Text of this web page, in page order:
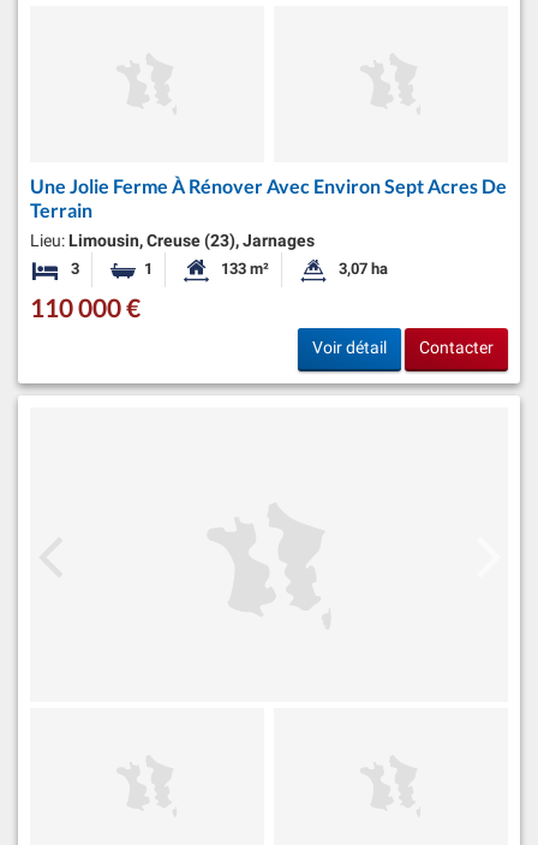
Une Jolie Ferme À Rénover Avec Environ Sept Acres De
Terrain
Lieu: Limousin, Creuse (23), Jarnages
3 Chambres1 Salle de bainSurface habitable:
133 m² Superficie du terrain:
3,07 ha
110 000 €
Voir détail Contacter